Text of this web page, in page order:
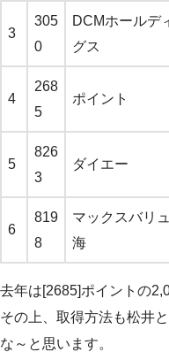
3
305
0
DCMホールデ
グス
4
268
5
ポイント
5
826
3
ダイエー
6
819
8
マックスバリ
海
去年は[2685]ポイントの
その上、取得方法も松井
な～と思います。